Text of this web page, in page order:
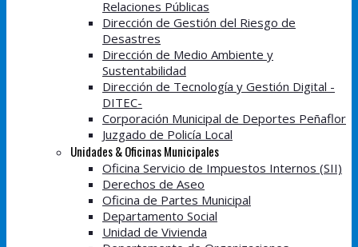
Relaciones Públicas
Dirección de Gestión del Riesgo de
Desastres
Dirección de Medio Ambiente y
Sustentabilidad
Dirección de Tecnología y Gestión Digital -
DITEC-
Corporación Municipal de Deportes Peñaflor
Juzgado de Policía Local
Unidades & Oficinas Municipales
Oficina Servicio de Impuestos Internos (SII)
Derechos de Aseo
Oficina de Partes Municipal
Departamento Social
Unidad de Vivienda